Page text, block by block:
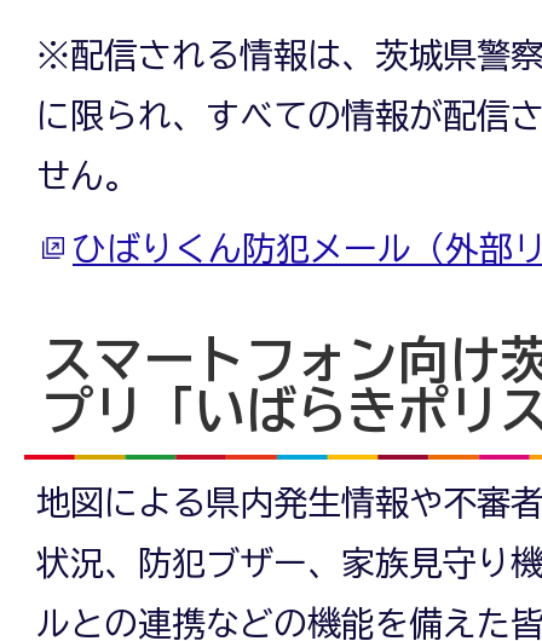
※配信される情報は、茨城県警
に限られ、すべての情報が配信
せん。
ひばりくん防犯メール（外部
スマートフォン向け
プリ「いばらきポリ
地図による県内発生情報や不審
状況、防犯ブザー、家族見守り
ルとの連携などの機能を備えた